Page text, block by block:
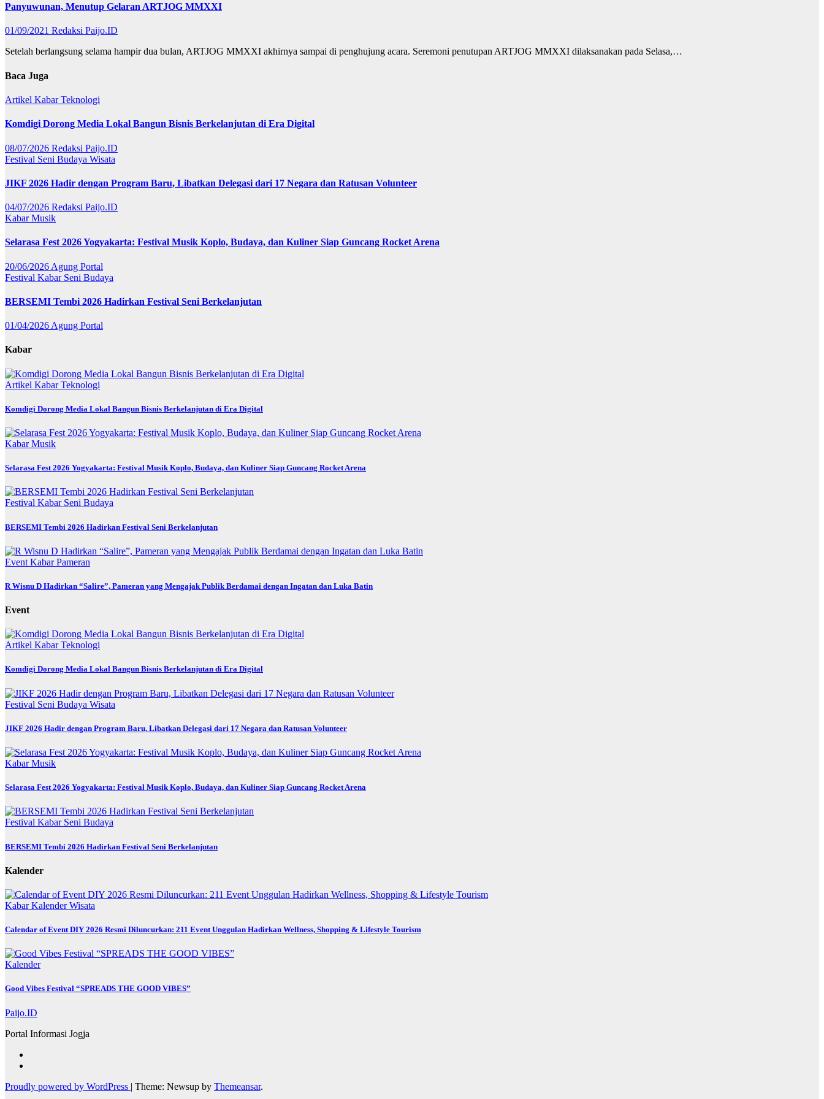
Panyuwunan, Menutup Gelaran ARTJOG MMXXI
01/09/2021 Redaksi Paijo.ID
Setelah berlangsung selama hampir dua bulan, ARTJOG MMXXI akhirnya sampai di penghujung acara. Seremoni penutupan ARTJOG MMXXI dilaksanakan pada Selasa,…
Baca Juga
Artikel KabarTeknologi
Komdigi Dorong Media Lokal Bangun Bisnis Berkelanjutan di Era Digital
08/07/2026 Redaksi Paijo.ID
Festival Seni Budaya Wisata
JIKF 2026 Hadir dengan Program Baru, Libatkan Delegasi dari 17 Negara dan Ratusan Volunteer
04/07/2026 Redaksi Paijo.ID
KabarMusik
Selarasa Fest 2026 Yogyakarta: Festival Musik Koplo, Budaya, dan Kuliner Siap Guncang Rocket Arena
20/06/2026 Agung Portal
Festival Kabar Seni Budaya
BERSEMI Tembi 2026 Hadirkan Festival Seni Berkelanjutan
01/04/2026 Agung Portal
Kabar
Artikel KabarTeknologi
Komdigi Dorong Media Lokal Bangun Bisnis Berkelanjutan di Era Digital
KabarMusik
Selarasa Fest 2026 Yogyakarta: Festival Musik Koplo, Budaya, dan Kuliner Siap Guncang Rocket Arena
Festival Kabar Seni Budaya
BERSEMI Tembi 2026 Hadirkan Festival Seni Berkelanjutan
Event KabarPameran
R Wisnu D Hadirkan “Salire”, Pameran yang Mengajak Publik Berdamai dengan Ingatan dan Luka Batin
Event
Artikel KabarTeknologi
Komdigi Dorong Media Lokal Bangun Bisnis Berkelanjutan di Era Digital
Festival Seni Budaya Wisata
JIKF 2026 Hadir dengan Program Baru, Libatkan Delegasi dari 17 Negara dan Ratusan Volunteer
KabarMusik
Selarasa Fest 2026 Yogyakarta: Festival Musik Koplo, Budaya, dan Kuliner Siap Guncang Rocket Arena
Festival Kabar Seni Budaya
BERSEMI Tembi 2026 Hadirkan Festival Seni Berkelanjutan
Kalender
KabarKalenderWisata
Calendar of Event DIY 2026 Resmi Diluncurkan: 211 Event Unggulan Hadirkan Wellness, Shopping & Lifestyle Tourism
Kalender
Good Vibes Festival “SPREADS THE GOOD VIBES”
Paijo.ID
Portal Informasi Jogja
Proudly powered by WordPress | Theme: Newsup by Themeansar.